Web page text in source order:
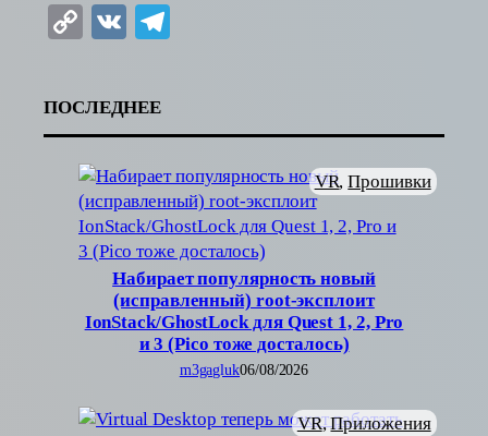
Copy
VK
ПОСЛЕДНЕЕ
Набирает популярность новый
(исправленный) root-эксплоит
IonStack/GhostLock для Quest 1, 2, Pro
и 3 (Pico тоже досталось)
VR, Прошивки
m3gagluk06/08/2026
VR, Приложения